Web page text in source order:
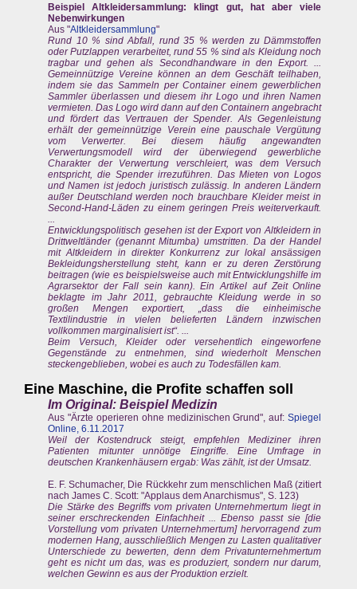
Beispiel Altkleidersammlung: klingt gut, hat aber viele
Nebenwirkungen
Aus "Altkleidersammlung"
Rund 10 % sind Abfall, rund 35 % werden zu Dämmstoffen
oder Putzlappen verarbeitet, rund 55 % sind als Kleidung noch
tragbar und gehen als Secondhandware in den Export. ...
Gemeinnützige Vereine können an dem Geschäft teilhaben,
indem sie das Sammeln per Container einem gewerblichen
Sammler überlassen und diesem ihr Logo und ihren Namen
vermieten. Das Logo wird dann auf den Containern angebracht
und fördert das Vertrauen der Spender. Als Gegenleistung
erhält der gemeinnützige Verein eine pauschale Vergütung
vom Verwerter. Bei diesem häufig angewandten
Verwertungsmodell wird der überwiegend gewerbliche
Charakter der Verwertung verschleiert, was dem Versuch
entspricht, die Spender irrezuführen. Das Mieten von Logos
und Namen ist jedoch juristisch zulässig. In anderen Ländern
außer Deutschland werden noch brauchbare Kleider meist in
Second-Hand-Läden zu einem geringen Preis weiterverkauft.
Entwicklungspolitisch gesehen ist der Export von Altkleidern in
Drittweltländer (genannt Mitumba) umstritten. Da der Handel
mit Altkleidern in direkter Konkurrenz zur lokal ansässigen
Bekleidungsherstellung steht, kann er zu deren Zerstörung
beitragen (wie es beispielsweise auch mit Entwicklungshilfe im
Agrarsektor der Fall sein kann). Ein Artikel auf Zeit Online
beklagte im Jahr 2011, gebrauchte Kleidung werde in so
großen Mengen exportiert, „dass die einheimische
Textilindustrie in vielen belieferten Ländern inzwischen
vollkommen marginalisiert ist“. ...
Beim Versuch, Kleider oder versehentlich eingeworfene
Gegenstände zu entnehmen, sind wiederholt Menschen
steckengeblieben, wobei es auch zu Todesfällen kam.
Eine Maschine, die Profite schaffen soll
Im Original: Beispiel Medizin
Aus "Ärzte operieren ohne medizinischen Grund", auf:Spiegel
Online, 6.11.2017
Weil der Kostendruck steigt, empfehlen Mediziner ihren
Patienten mitunter unnötige Eingriffe. Eine Umfrage in
deutschen Krankenhäusern ergab: Was zählt, ist der Umsatz.
E. F. Schumacher, Die Rückkehr zum menschlichen Maß (zitiert
nach James C. Scott: "Applaus dem Anarchismus", S. 123)
Die Stärke des Begriffs vom privaten Unternehmertum liegt in
seiner erschreckenden Einfachheit ... Ebenso passt sie [die
Vorstellung vom privaten Unternehmertum] hervorragend zum
modernen Hang, ausschließlich Mengen zu Lasten qualitativer
Unterschiede zu bewerten, denn dem Privatunternehmertum
geht es nicht um das, was es produziert, sondern nur darum,
welchen Gewinn es aus der Produktion erzielt.